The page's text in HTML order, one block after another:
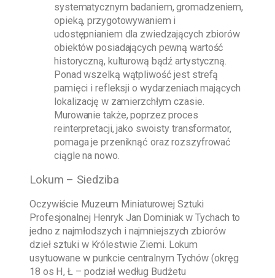
systematycznym badaniem, gromadzeniem,
opieką, przygotowywaniem i
udostępnianiem dla zwiedzających zbiorów
obiektów posiadających pewną wartość
historyczną, kulturową bądź artystyczną.
Ponad wszelką wątpliwość jest strefą
pamięci i refleksji o wydarzeniach mających
lokalizację w zamierzchłym czasie.
Murowanie także, poprzez proces
reinterpretacji, jako swoisty transformator,
pomaga je przeniknąć oraz rozszyfrować
ciągle na nowo.
Lokum – Siedziba
Oczywiście Muzeum Miniaturowej Sztuki
Profesjonalnej Henryk Jan Dominiak w Tychach to
jedno z najmłodszych i najmniejszych zbiorów
dzieł sztuki w Królestwie Ziemi. Lokum
usytuowane w punkcie centralnym Tychów (okręg
18 os H, Ł – podział według Budżetu